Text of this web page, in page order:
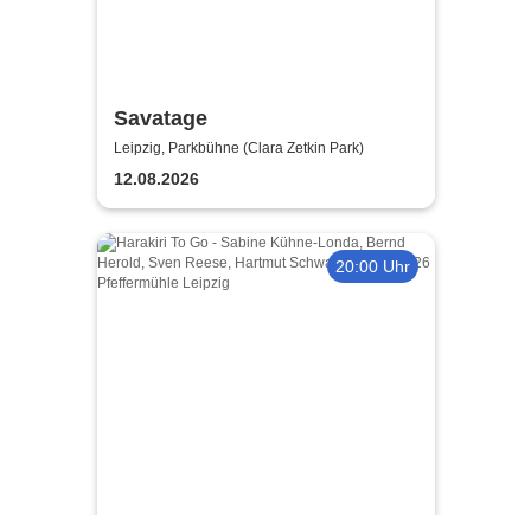
Savatage
Leipzig, Parkbühne (Clara Zetkin Park)
12.08.2026
20:00 Uhr